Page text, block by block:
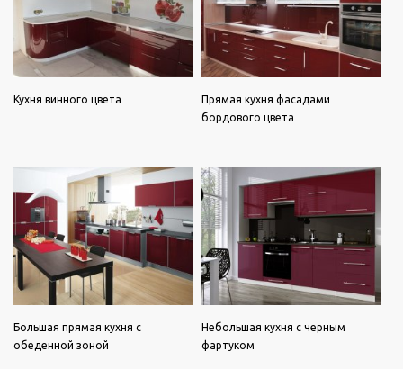
Кухня винного цвета
Прямая кухня фасадами
бордового цвета
Большая прямая кухня с
обеденной зоной
Небольшая кухня с черным
фартуком